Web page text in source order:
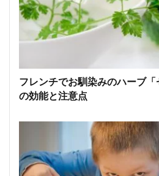
フレンチでお馴染みのハーブ
の効能と注意点